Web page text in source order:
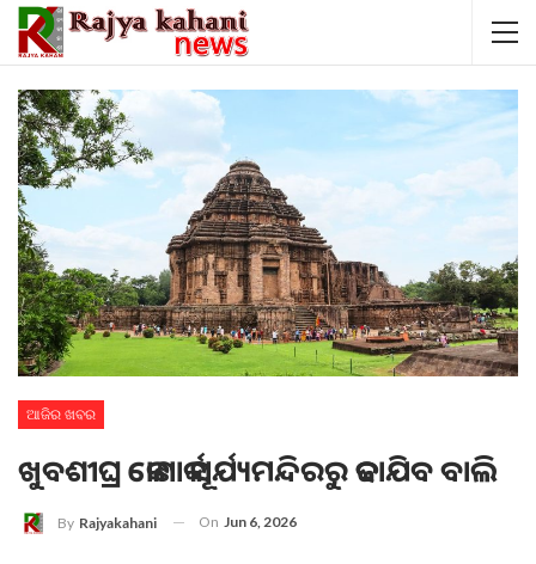
ଆଜିର ଖବର
ଖୁବଶୀଘ୍ର କୋଣାର୍କ ସୂର୍ଯ୍ୟମନ୍ଦିରରୁ କଢାଯିବ ବାଲି
By Rajyakahani On Jun 6, 2026